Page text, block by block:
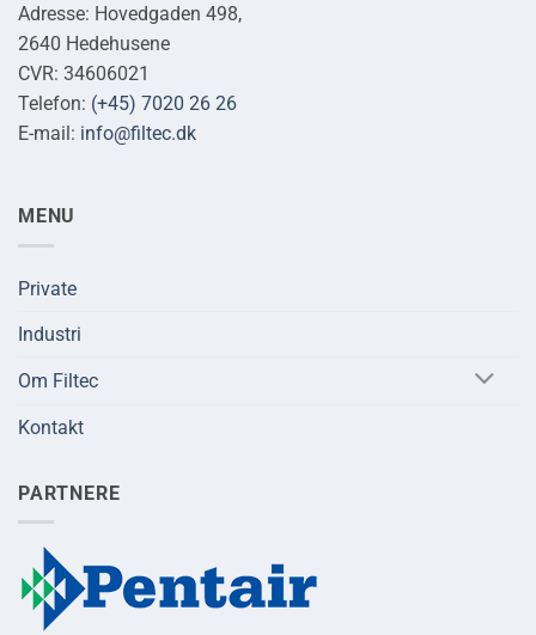
Adresse: Hovedgaden 498,
2640 Hedehusene
CVR: 34606021
Telefon: (+45) 7020 26 26
E-mail: info@filtec.dk
MENU
Private
Industri
Om Filtec
Kontakt
PARTNERE